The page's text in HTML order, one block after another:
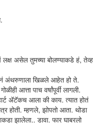
असेल तुमच्या बोलण्याकडे हं,
अंथरुणाला खिळले आहेत हो ते.
आत्ता पाच वर्षांपूर्वी लागली.
अ‍ॅटॅकच आला की काय. त्यात होतं
होती. म्हणले, झोपतो आता. थोडा
झालेला.. डावा. फार घाबरलो